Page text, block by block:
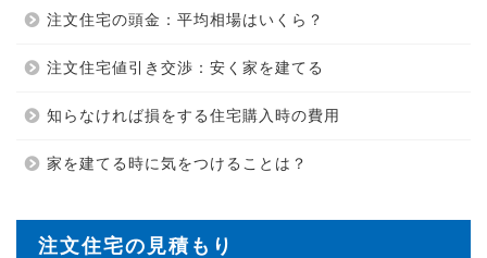
注文住宅の頭金：平均相場はいくら？
注文住宅値引き交渉：安く家を建てる
知らなければ損をする住宅購入時の費用
家を建てる時に気をつけることは？
注文住宅の見積もり